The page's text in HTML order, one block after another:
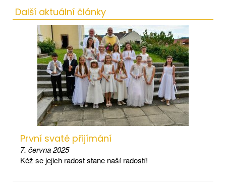
Další aktuální články
První svaté přijímání
7. června 2025
Kéž se jejich radost stane naší radostí!